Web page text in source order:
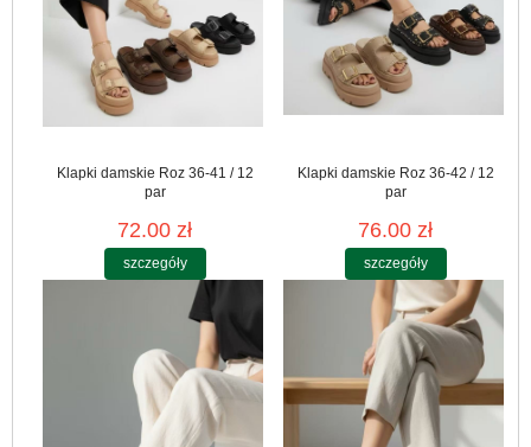
Klapki damskie Roz 36-41 / 12
par
72.00 zł
szczegóły
Klapki damskie Roz 36-42 / 12
par
76.00 zł
szczegóły